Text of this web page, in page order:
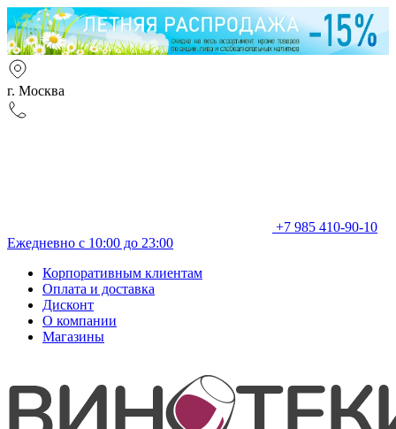
г. Москва
+7 985 410-90-10
Ежедневно с 10:00 до 23:00
Корпоративным клиентам
Оплата и доставка
Дисконт
О компании
Магазины